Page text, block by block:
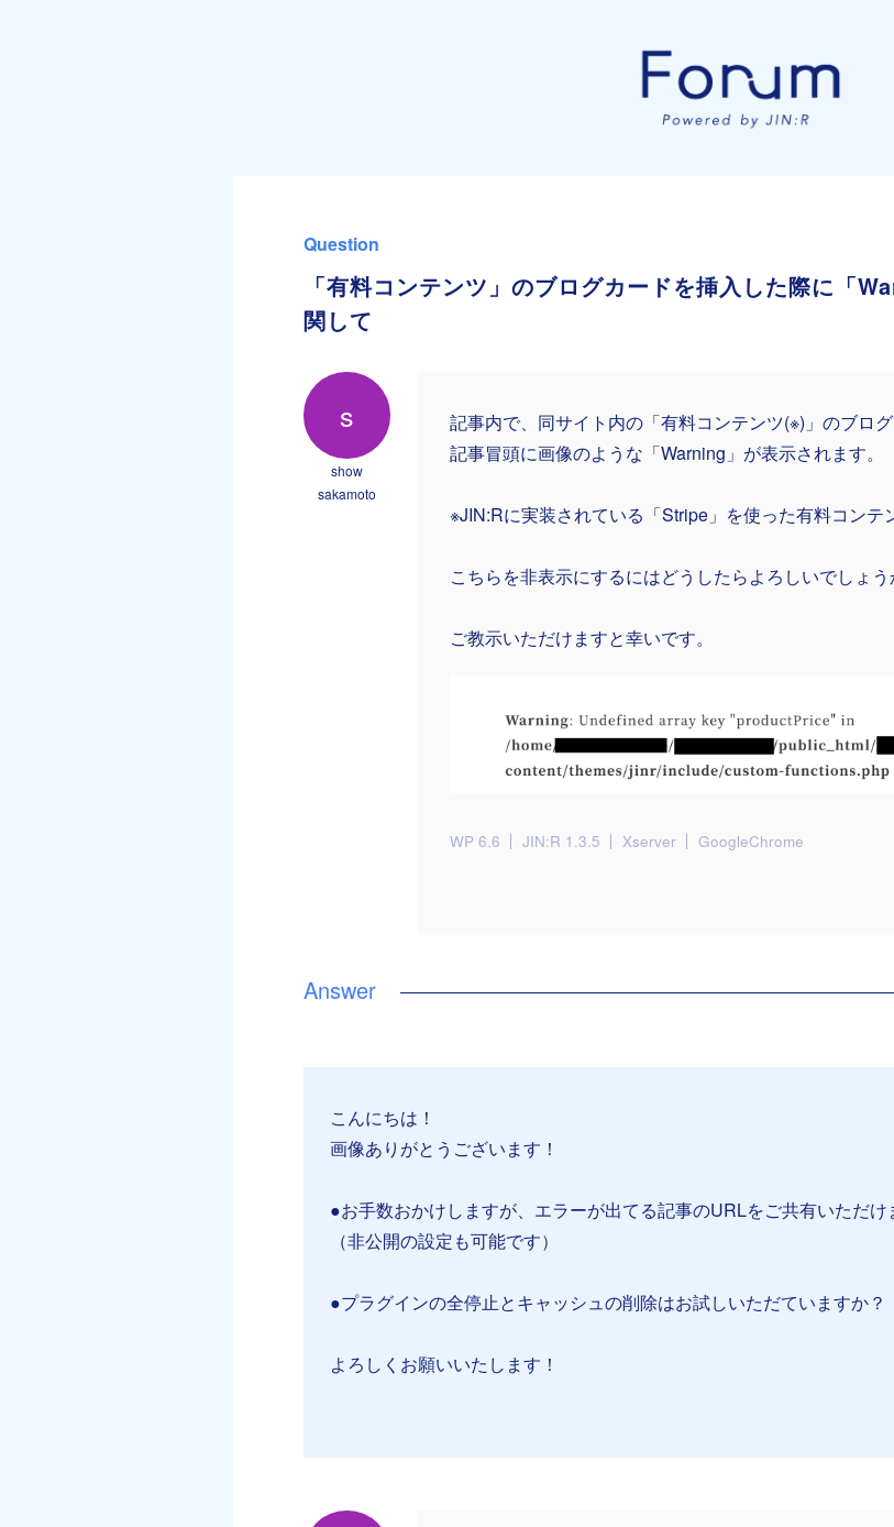
Question
「有料コンテンツ」のブログカードを挿入した際に「
関して
s
show
sakamoto
記事内で、同サイト内の「有料コンテンツ(※)」のブロ
記事冒頭に画像のような「Warning」が表示されます。
※JIN:Rに実装されている「Stripe」を使った有料コンテ
こちらを非表示にするにはどうしたらよろしいでしょう
ご教示いただけますと幸いです。
WP 6.6 JIN:R 1.3.5 Xserver GoogleChrome
こんにちは！
画像ありがとうございます！
●お手数おかけしますが、エラーが出てる記事のURLをご共有いただけ
（非公開の設定も可能です）
●プラグインの全停止とキャッシュの削除はお試しいただていますか？
よろしくお願いいたします！